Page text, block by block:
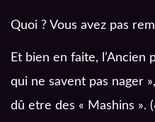
Quoi ? Vous avez pas
Et bien en faite, l’Ancien
qui ne savent pas nager
dû etre des « Mashins ». (